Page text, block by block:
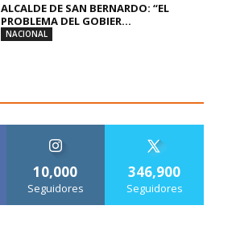
ALCALDE DE SAN BERNARDO: “EL
PROBLEMA DEL GOBIER...
NACIONAL
10,000
Seguidores
346,900
Seguidores